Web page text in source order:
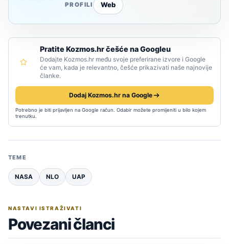
PROFILI Web
Pratite Kozmos.hr češće na Googleu
Dodajte Kozmos.hr među svoje preferirane izvore i Google
će vam, kada je relevantno, češće prikazivati naše najnovije
članke.
Dodaj Kozmos.hr na Google
Potrebno je biti prijavljen na Google račun. Odabir možete promijeniti u bilo kojem
trenutku.
TEME
NASA NLO UAP
NASTAVI ISTRAŽIVATI
Povezani članci